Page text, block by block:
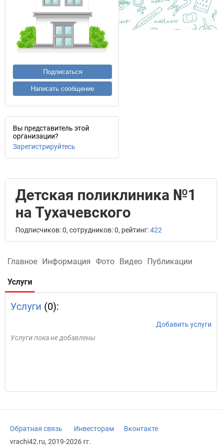
Подписаться
Написать сообщение
Вы представитель этой
организации?
Зарегистрируйтесь
Детская поликлиника №1
на Тухачевского
Подписчиков: 0, сотрудников: 0, рейтинг:422
Главное Информация Фото Видео Публикации
Услуги
Услуги (0):
Добавить услуги
Услуги пока не добавлены
Обратная связь Инвесторам
Вконтакте
vrachi42.ru, 2019-2026 гг.